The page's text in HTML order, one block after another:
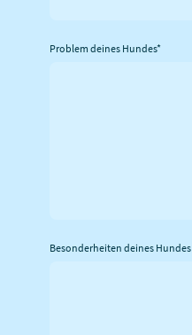
Problem deines Hundes*
Besonderheiten deines